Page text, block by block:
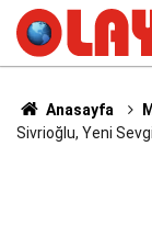
Anasayfa
Sivrioğlu, Yeni